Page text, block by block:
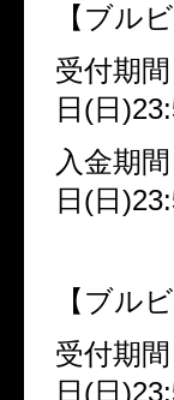
【ブル
受付期間
日 (日
入金期間
日 (日
【ブル
受付期間
日 (日